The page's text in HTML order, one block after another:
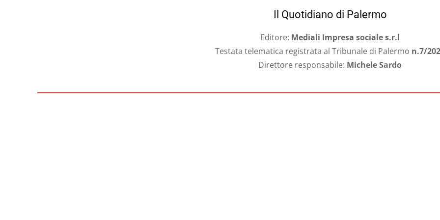
Il Quotidiano di Palermo
Editore: Mediali Impresa sociale s.r.l
Testata telematica registrata al Tribunale di Palermo n.7/
Direttore responsabile: Michele Sardo